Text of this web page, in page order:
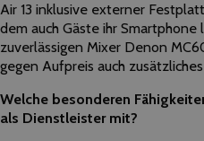
Air 13 inklusive externer
dem auch Gäste ihr
zuverlässigen Mixer Denon
gegen Aufpreis auch
Welche besonderen
als Dienstleister mit?